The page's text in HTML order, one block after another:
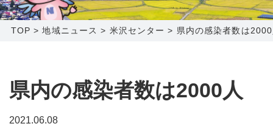
センター情報
採用情報
お問い合わせ
0238-24-2525
営業時間 9:00～18:00
0120-173-577
営業時間 9:15～18:00
TOP >地域ニュース > 米沢センター > 県内の感染者数は
県内の感染者数は2000人
2021.06.08